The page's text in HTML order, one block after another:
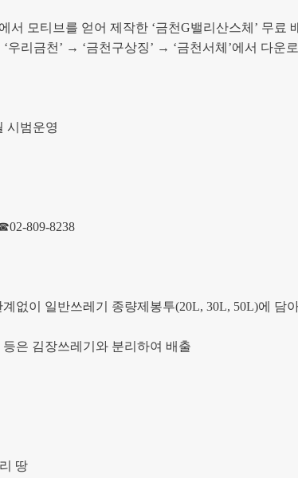
서 모티브를 얻어 제작한 ‘금천G밸리산스체 ’ 무료
‘우리금천 ’ → ‘금천구상징’ → ‘금천서체 ’에서 다운
시범운영
02-809-8238
계없이 일반쓰레기 종량제봉투(20L, 30L, 50L)에 담
등은 김장쓰레기와 분리하여 배출
땅